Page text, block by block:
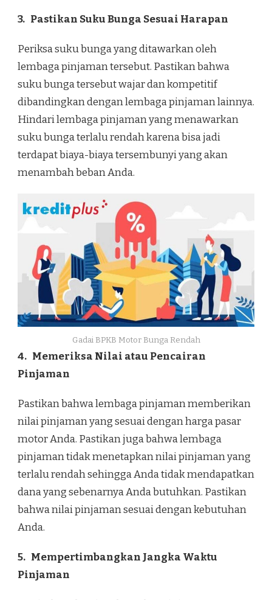
3. Pastikan Suku Bunga Sesuai Harapan
Periksa suku bunga yang ditawarkan oleh
lembaga pinjaman tersebut. Pastikan bahwa
suku bunga tersebut wajar dan kompetitif
dibandingkan dengan lembaga pinjaman lainnya.
Hindari lembaga pinjaman yang menawarkan
suku bunga terlalu rendah karena bisa jadi
terdapat biaya-biaya tersembunyi yang akan
menambah beban Anda.
Gadai BPKB Motor Bunga Rendah
4. Memeriksa Nilai atau Pencairan
Pinjaman
Pastikan bahwa lembaga pinjaman memberikan
nilai pinjaman yang sesuai dengan harga pasar
motor Anda. Pastikan juga bahwa lembaga
pinjaman tidak menetapkan nilai pinjaman yang
terlalu rendah sehingga Anda tidak mendapatkan
dana yang sebenarnya Anda butuhkan. Pastikan
bahwa nilai pinjaman sesuai dengan kebutuhan
Anda.
5. Mempertimbangkan Jangka Waktu
Pinjaman